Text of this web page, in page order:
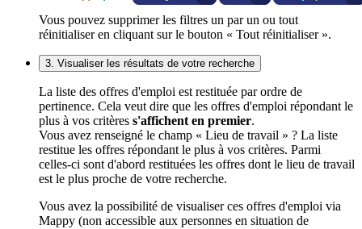
Vous pouvez supprimer les filtres un par un ou tout
réinitialiser en cliquant sur le bouton « Tout réinitialiser ».
3. Visualiser les résultats de votre recherche
La liste des offres d'emploi est restituée par ordre de
pertinence. Cela veut dire que les offres d'emploi répondant le
plus à vos critères s'affichent en premier.
Vous avez renseigné le champ « Lieu de travail » ? La liste
restitue les offres répondant le plus à vos critères. Parmi
celles-ci sont d'abord restituées les offres dont le lieu de travail
est le plus proche de votre recherche.
Vous avez la possibilité de visualiser ces offres d'emploi via
Mappy (non accessible aux personnes en situation de